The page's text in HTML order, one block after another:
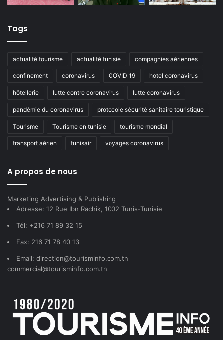
Tags
actualité tourisme actualité tunisie compagnies aériennes
confinement coronavirus COVID 19 hotel coronavirus
hôtellerie lutte contre coronavirus lutte coronavirus
pandémie du coronavirus protocole sécurité sanitaire touristique
Tourisme Tourisme en tunisie tourisme mondial
transport aérien tunisair voyages coronavirus
A propos de nous
Marketing Advertising & Publishing
Adresse: 12 Rue Ibn Rachik, 1002 Tunis-Tunisie
Tél: +216 71 89 32 15
Fax: 216 71 78 40 13
Email: direction@tourisminfo.com.tn
commercial@tourisminfo.com.tn